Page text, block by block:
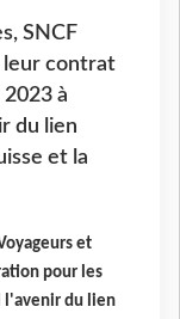
SNCF
leur contrat
à
du lien
et la
et
pour les
l'avenir du lien